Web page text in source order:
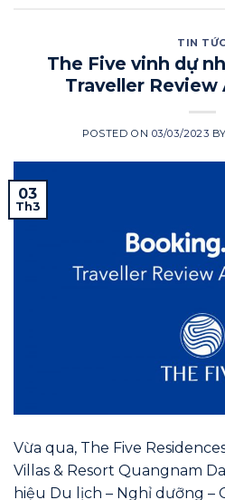
TIN
The Five vinh dự
Traveller Review
POSTED ON 03/03/2023 BY
03
Th3
Vừa qua, The Five
Villas & Resort Quangnam
hiệu Du lịch – Nghỉ dưỡng –